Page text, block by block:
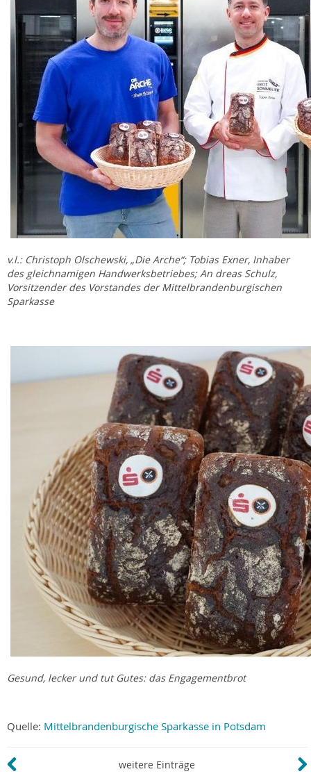
v.l.: Christoph Olschewski, „Die Arche“; Tobias Exner, Inhaber
des gleichnamigen Handwerksbetriebes; An dreas Schulz,
Vorsitzender des Vorstandes der Mittelbrandenburgischen
Sparkasse
Gesund, lecker und tut Gutes: das Engagementbrot
Quelle: Mittelbrandenburgische Sparkasse in Potsdam
weitere Einträge